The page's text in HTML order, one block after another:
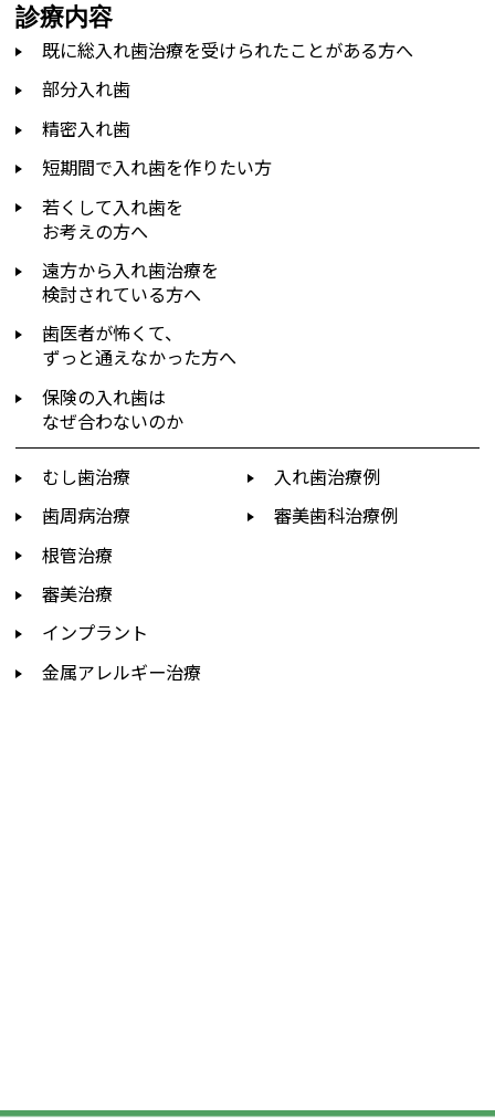
診療内容
既に総入れ歯治療を受けられたことがある方へ
部分入れ歯
精密入れ歯
短期間で入れ歯を作りたい方
若くして入れ歯を
お考えの方へ
遠方から入れ歯治療を
検討されている方へ
歯医者が怖くて、
ずっと通えなかった方へ
保険の入れ歯は
なぜ合わないのか
むし歯治療
歯周病治療
根管治療
審美治療
インプラント
金属アレルギー治療
入れ歯治療例
審美歯科治療例